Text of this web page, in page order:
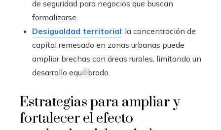
de seguridad para negocios que buscan
formalizarse.
Desigualdad territorial: la concentración de
capital remesado en zonas urbanas puede
ampliar brechas con áreas rurales, limitando un
desarrollo equilibrado.
Estrategias para ampliar y
fortalecer el efecto